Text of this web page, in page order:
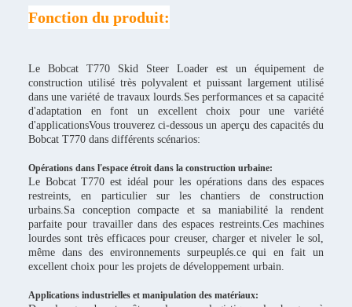
Fonction du produit:
Le Bobcat T770 Skid Steer Loader est un équipement de
construction utilisé très polyvalent et puissant largement utilisé
dans une variété de travaux lourds.Ses performances et sa capacité
d'adaptation en font un excellent choix pour une variété
d'applicationsVous trouverez ci-dessous un aperçu des capacités du
Bobcat T770 dans différents scénarios:
Opérations dans l'espace étroit dans la construction urbaine:
Le Bobcat T770 est idéal pour les opérations dans des espaces
restreints, en particulier sur les chantiers de construction
urbains.Sa conception compacte et sa maniabilité la rendent
parfaite pour travailler dans des espaces restreints.Ces machines
lourdes sont très efficaces pour creuser, charger et niveler le sol,
même dans des environnements surpeuplés.ce qui en fait un
excellent choix pour les projets de développement urbain.
Applications industrielles et manipulation des matériaux: